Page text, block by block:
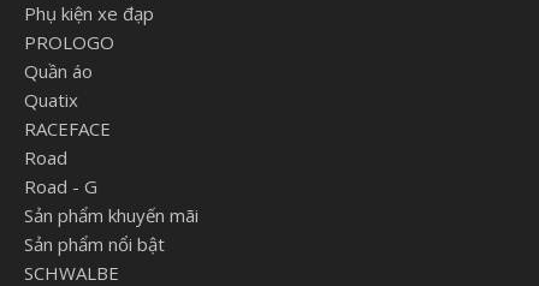
Phụ kiện xe đạp
PROLOGO
Quần áo
Quatix
RACEFACE
Road
Road - G
Sản phẩm khuyến mãi
Sản phẩm nổi bật
SCHWALBE